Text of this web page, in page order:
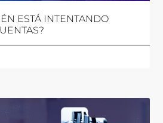
ESTÁ INTENTANDO